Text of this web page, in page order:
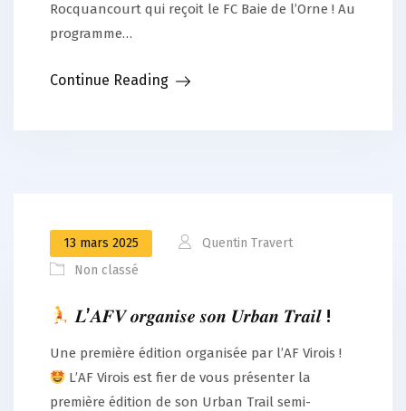
Rocquancourt qui reçoit le FC Baie de l’Orne ! Au
programme…
Continue Reading
13 mars 2025
Quentin Travert
Non classé
𝑳’𝑨𝑭𝑽 𝒐𝒓𝒈𝒂𝒏𝒊𝒔𝒆 𝒔𝒐𝒏 𝑼𝒓𝒃𝒂𝒏 𝑻𝒓𝒂𝒊𝒍 !
Une première édition organisée par l’AF Virois !
L’AF Virois est fier de vous présenter la
première édition de son Urban Trail semi-